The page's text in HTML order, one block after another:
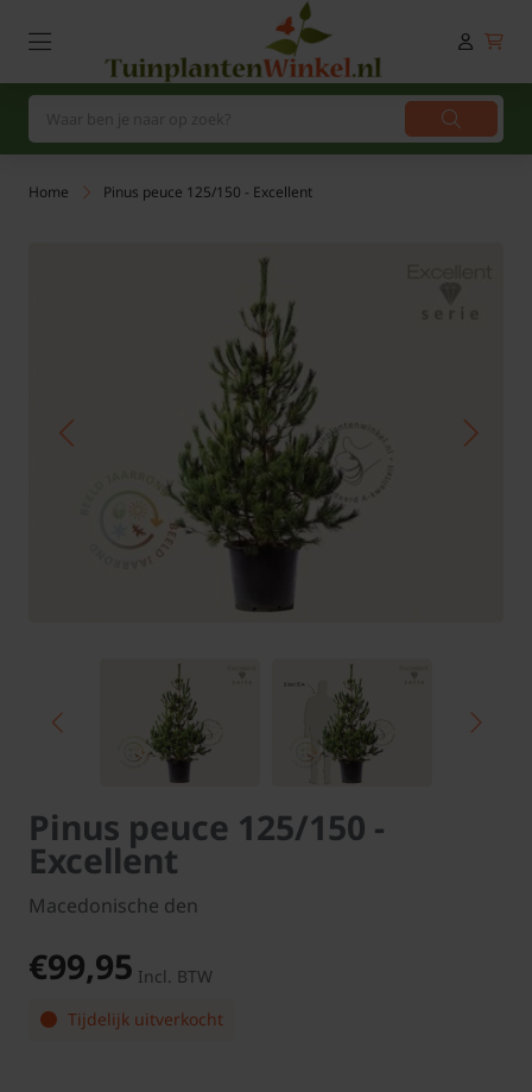
Home Pinus peuce 125/150 - Excellent
Pinus peuce 125/150 -
Excellent
Macedonische den
€99,95 Incl. BTW
Tijdelijk uitverkocht